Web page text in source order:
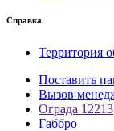
Справка
Территория
Поставить
Вызов
Ограда 12213
Габбро